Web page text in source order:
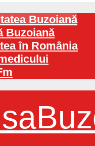
Buzoiană
Buzoiană
în România